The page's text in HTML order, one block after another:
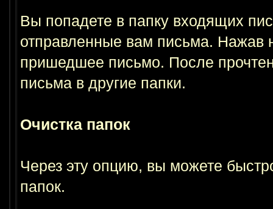
Вы попадете в папку входящих
отправленные вам письма. Нажав
пришедшее письмо. После
письма в другие папки.
Очистка папок
Через эту опцию, вы можете
папок.